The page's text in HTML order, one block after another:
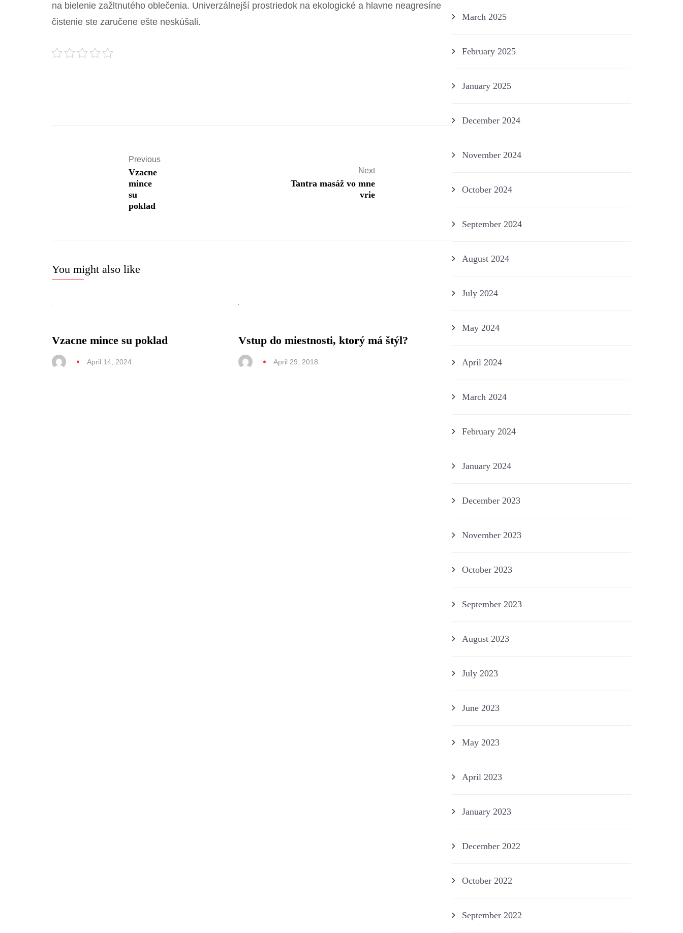
na bielenie zažltnutého oblečenia. Univerzálnejší prostriedok na ekologické a hlavne neagresíne
čistenie ste zaručene ešte neskúšali.
Previous
Vzacne
mince
su
poklad
Next
Tantra masáž vo mne
vrie
You might also like
Vzacne mince su poklad
April 14, 2024
Vstup do miestnosti, ktorý má štýl?
April 29, 2018
March 2025
February 2025
January 2025
December 2024
November 2024
October 2024
September 2024
August 2024
July 2024
May 2024
April 2024
March 2024
February 2024
January 2024
December 2023
November 2023
October 2023
September 2023
August 2023
July 2023
June 2023
May 2023
April 2023
January 2023
December 2022
October 2022
September 2022